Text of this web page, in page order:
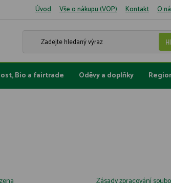
Úvod Vše o nákupu (VOP) Kontakt O
Bio a fairtrade Oděvy a doplňky